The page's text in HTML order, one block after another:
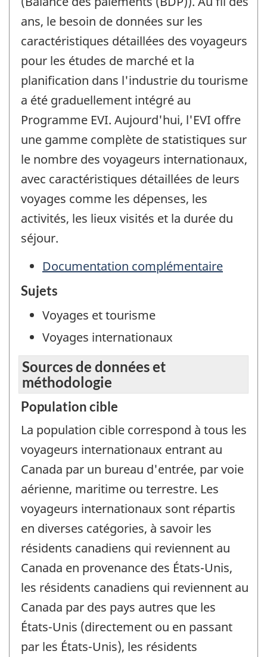
ans, le besoin de données sur les
caractéristiques détaillées des voyageurs
pour les études de marché et la
planification dans l'industrie du tourisme
a été graduellement intégré au
Programme EVI. Aujourd'hui, l'EVI offre
une gamme complète de statistiques sur
le nombre des voyageurs internationaux,
avec caractéristiques détaillées de leurs
voyages comme les dépenses, les
activités, les lieux visités et la durée du
séjour.
Documentation complémentaire
Sujets
Voyages et tourisme
Voyages internationaux
Sources de données et
méthodologie
Population cible
La population cible correspond à tous les
voyageurs internationaux entrant au
Canada par un bureau d'entrée, par voie
aérienne, maritime ou terrestre. Les
voyageurs internationaux sont répartis
en diverses catégories, à savoir les
résidents canadiens qui reviennent au
Canada en provenance des États-Unis,
les résidents canadiens qui reviennent au
Canada par des pays autres que les
États-Unis (directement ou en passant
par les États-Unis), les résidents